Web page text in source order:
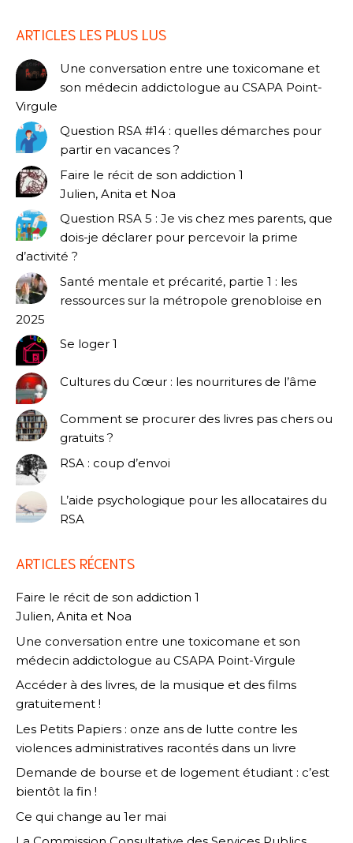
ARTICLES LES PLUS LUS
Une conversation entre une toxicomane et
son médecin addictologue au CSAPA Point-
Virgule
Question RSA #14 : quelles démarches pour
partir en vacances ?
Faire le récit de son addiction 1
Julien, Anita et Noa
Question RSA 5 : Je vis chez mes parents, que
dois-je déclarer pour percevoir la prime
d’activité ?
Santé mentale et précarité, partie 1 : les
ressources sur la métropole grenobloise en
2025
Se loger 1
Cultures du Cœur : les nourritures de l’âme
Comment se procurer des livres pas chers ou
gratuits ?
RSA : coup d’envoi
L’aide psychologique pour les allocataires du
RSA
ARTICLES RÉCENTS
Faire le récit de son addiction 1
Julien, Anita et Noa
Une conversation entre une toxicomane et son
médecin addictologue au CSAPA Point-Virgule
Accéder à des livres, de la musique et des films
gratuitement !
Les Petits Papiers : onze ans de lutte contre les
violences administratives racontés dans un livre
Demande de bourse et de logement étudiant : c’est
bientôt la fin !
Ce qui change au 1er mai